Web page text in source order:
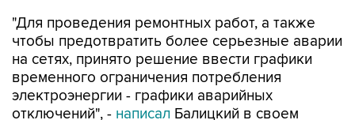
"Для проведения ремонтных работ, а также
чтобы предотвратить более серьезные аварии
на сетях, принято решение ввести графики
временного ограничения потребления
электроэнергии - графики аварийных
отключений", - написал Балицкий в своем